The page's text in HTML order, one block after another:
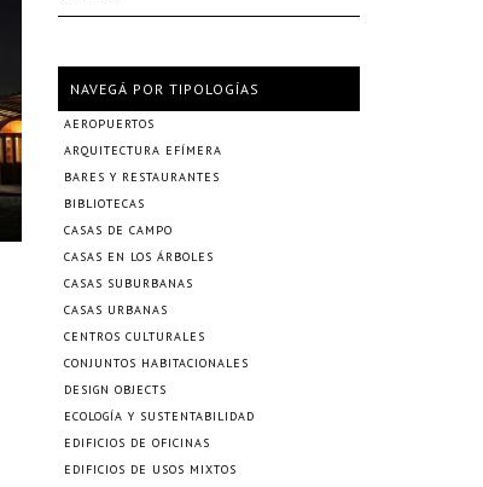
NAVEGÁ POR TIPOLOGÍAS
AEROPUERTOS
ARQUITECTURA EFÍMERA
BARES Y RESTAURANTES
BIBLIOTECAS
CASAS DE CAMPO
CASAS EN LOS ÁRBOLES
CASAS SUBURBANAS
CASAS URBANAS
CENTROS CULTURALES
CONJUNTOS HABITACIONALES
DESIGN OBJECTS
ECOLOGÍA Y SUSTENTABILIDAD
EDIFICIOS DE OFICINAS
EDIFICIOS DE USOS MIXTOS